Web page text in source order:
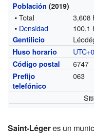
Población (2019)
• Total
3,608
• Densidad 100,1
Gentilicio
Huso horario
Código postal 6747
Prefijo
telefónico
063
Saint-Légeres un